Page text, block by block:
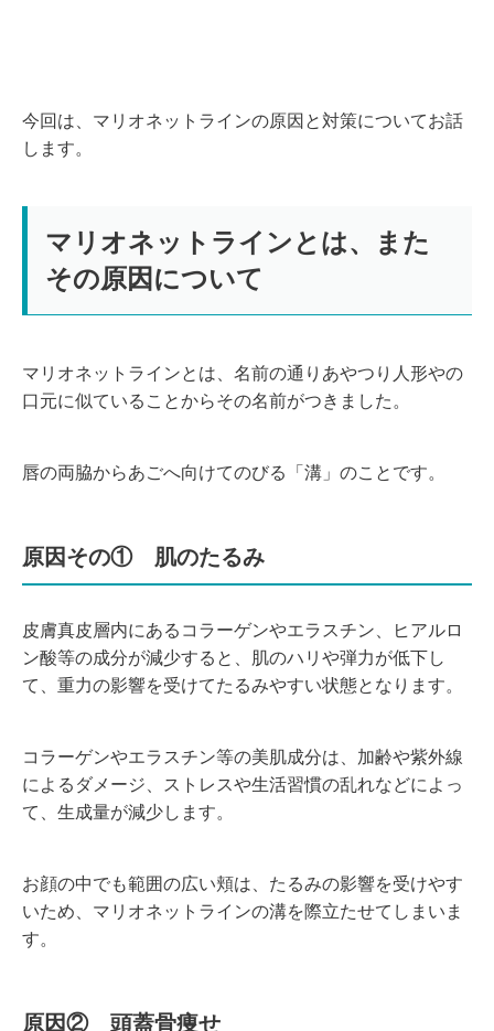
今回は、マリオネットラインの原因と対策についてお話
します。
マリオネットラインとは、また
その原因について
マリオネットラインとは、名前の通りあやつり人形やの
口元に似ていることからその名前がつきました。
唇の両脇からあごへ向けてのびる「溝」のことです。
原因その① 肌のたるみ
皮膚真皮層内にあるコラーゲンやエラスチン、ヒアルロ
ン酸等の成分が減少すると、肌のハリや弾力が低下し
て、 重力の影響を受けてたるみやすい状態となります。
コラーゲンやエラスチン等の美肌成分は、加齢や紫外線
によるダメージ、
ストレスや生活習慣の乱れなどによっ
て、 生成量が減少します。
お顔の中でも範囲の広い頬は、たるみの影響を受けやす
いため、マリオネットラインの溝を際立たせてしまいま
す。
原因② 頭蓋骨痩せ